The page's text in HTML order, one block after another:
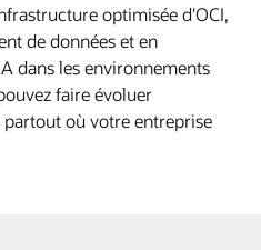
optimisée d'OCI,
de données et en
dans les environnements
faire évoluer
où votre entreprise